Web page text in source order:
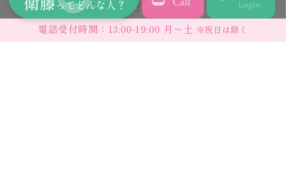
課題があると聞きました。家事や仕事で忙し
い中、こなせるでしょうか？
電話受付時間：13:00-19:00 月〜土 ※祝日は除く